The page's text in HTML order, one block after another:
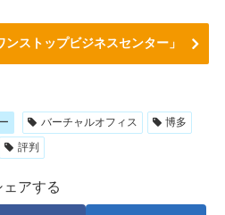
ストップビジネスセンター」
バーチャルオフィス
博多
評判
ェアする